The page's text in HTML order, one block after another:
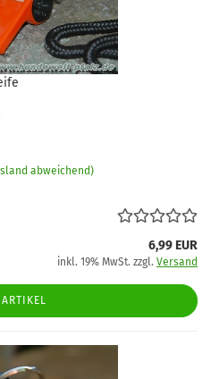
abweichend)
6,99 EUR
inkl. 19% MwSt. zzgl. Versand